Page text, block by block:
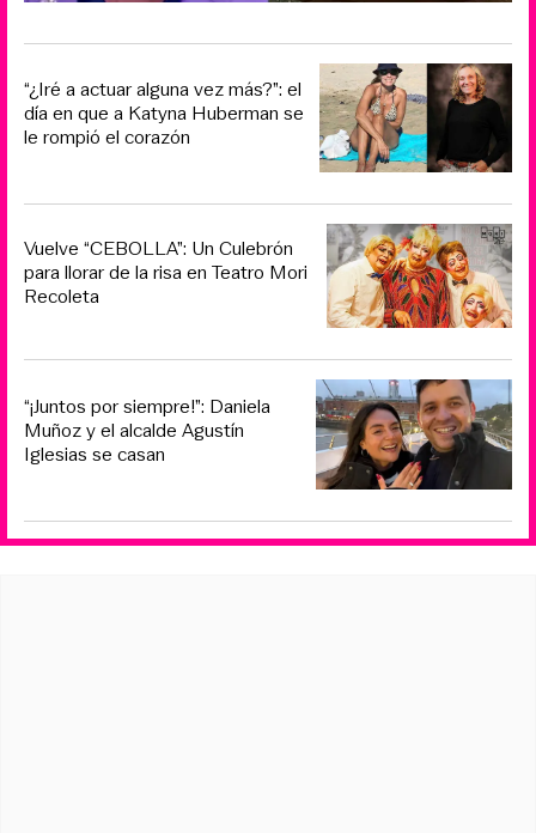
“¿Iré a actuar alguna vez más?”: el
día en que a Katyna Huberman se
le rompió el corazón
Vuelve “CEBOLLA”: Un Culebrón
para llorar de la risa en Teatro Mori
Recoleta
“¡Juntos por siempre!”: Daniela
Muñoz y el alcalde Agustín
Iglesias se casan